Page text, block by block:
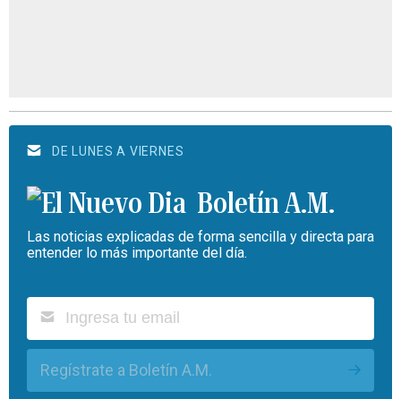
DE LUNES A VIERNES
Boletín A.M.
Las noticias explicadas de forma sencilla y directa para
entender lo más importante del día.
Regístrate a Boletín A.M.